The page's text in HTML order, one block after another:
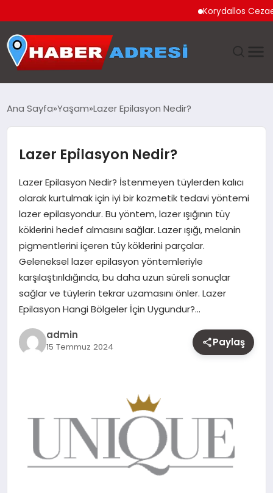
Korydallos
GÜNDEM
SPOR
EKONOMI
TEKNOLOJI
EĞITIM
MAGAZIN
OTOMOBIL
Ana Sayfa Yaşam Lazer Epilasyon Nedir?
Lazer Epilasyon Nedir?
Lazer Epilasyon Nedir? İstenmeyen tüylerden kalıcı
olarak kurtulmak için iyi bir kozmetik tedavi yöntemi
lazer epilasyondur. Bu yöntem, lazer ışığının tüy
köklerini hedef almasını sağlar. Lazer ışığı, melanin
pigmentlerini içeren tüy köklerini parçalar.
Geleneksel lazer epilasyon yöntemleriyle
karşılaştırıldığında, bu daha uzun süreli sonuçlar
sağlar ve tüylerin tekrar uzamasını önler. Lazer
Epilasyon Hangi Bölgeler İçin Uygundur?…
admin
15 Temmuz 2024 Paylaş